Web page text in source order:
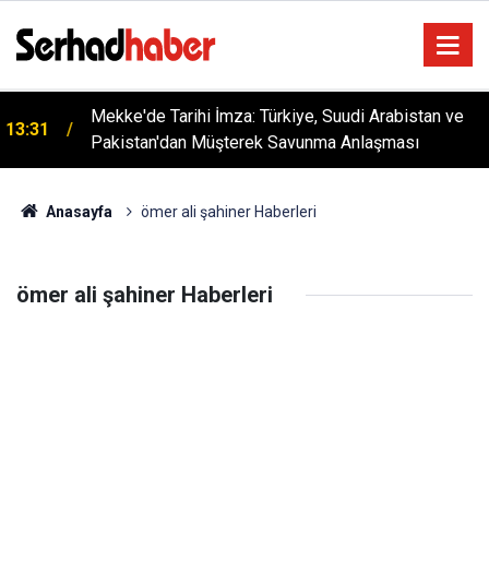
13:31
Mekke'de Tarihi İmza: Türkiye, Suudi Arabistan ve
Pakistan'dan Müşterek Savunma Anlaşması
Anasayfa ömer ali şahiner Haberleri
ömer ali şahiner Haberleri